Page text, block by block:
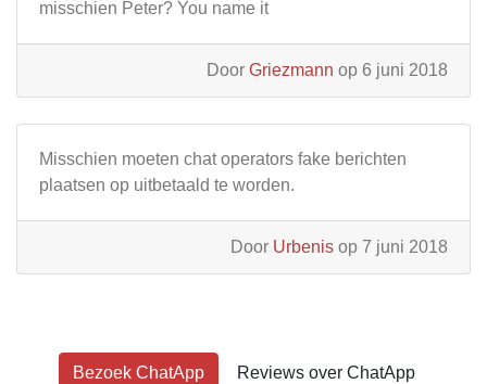
misschien Peter? You name it
Door Griezmann op 6 juni 2018
Misschien moeten chat operators fake berichten
plaatsen op uitbetaald te worden.
Door Urbenis op 7 juni 2018
Bezoek ChatApp Reviews over ChatApp